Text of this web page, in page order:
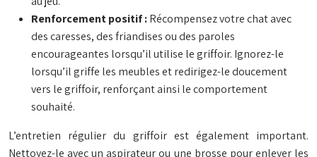
Renforcement positif :Récompensez votre chat avec
des caresses, des friandises ou des paroles
encourageantes lorsqu’il utilise le griffoir. Ignorez-le
lorsqu’il griffe les meubles et redirigez-le doucement
vers le griffoir, renforçant ainsi le comportement
souhaité.
L’entretien régulier du griffoir est également important.
Nettoyez-le avec un aspirateur ou une brosse pour enlever les